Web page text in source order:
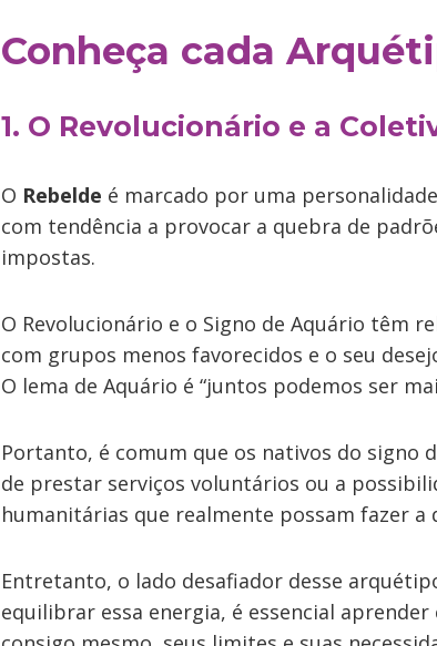
Conheça cada
1. O Revolucionário e a
O Rebelde é marcado por uma
com tendência a provocar a quebra de
impostas.
O Revolucionário e o Signo de Aquário têm
com grupos menos favorecidos e o seu
O lema de Aquário é “juntos podemos ser
Portanto, é comum que os nativos do signo
de prestar serviços voluntários ou a
humanitárias que realmente possam fazer a
Entretanto, o lado desafiador desse
equilibrar essa energia, é essencial